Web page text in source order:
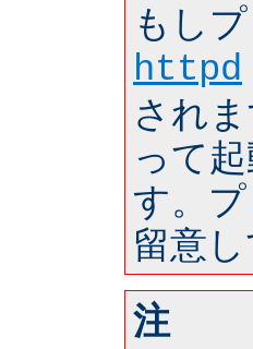
もし
httpd
され
って
す。
留意し
注